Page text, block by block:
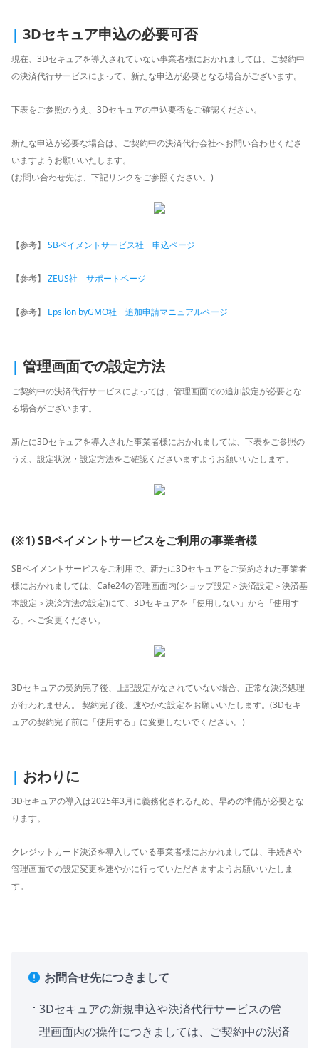
ポ
ー
| 3Dセキュア申込の必要可否
現在、3Dセキュアを導入されていない事業者様におかれましては、ご契約中
の決済代行サービスによって、新たな申込が必要となる場合がございます。
下表をご参照のうえ、3Dセキュアの申込要否をご確認ください。
新たな申込が必要な場合は、ご契約中の決済代行会社へお問い合わせくださ
いますようお願いいたします。
(お問い合わせ先は、下記リンクをご参照ください。)
【参考】 SBペイメントサービス社 申込ページ
【参考】 ZEUS社 サポートページ
【参考】 Epsilon byGMO社 追加申請マニュアルページ
| 管理画面での設定方法
ご契約中の決済代行サービスによっては、管理画面での追加設定が必要とな
る場合がございます。
新たに3Dセキュアを導入された事業者様におかれましては、下表をご参照の
うえ、設定状況・設定方法をご確認くださいますようお願いいたします。
(※1) SBペイメントサービスをご利用の事業者様
SBペイメントサービスをご利用で、新たに3Dセキュアをご契約された事業者
様におかれましては、Cafe24の管理画面内(ショップ設定＞決済設定＞決済基
本設定＞決済方法の設定)にて、3Dセキュアを「使用しない」から「使用す
る」へご変更ください。
3Dセキュアの契約完了後、上記設定がなされていない場合、正常な決済処理
が行われません。 契約完了後、速やかな設定をお願いいたします。(3Dセキ
ュアの契約完了前に「使用する」に変更しないでください。)
| おわりに
3Dセキュアの導入は2025年3月に義務化されるため、早めの準備が必要とな
ります。
クレジットカード決済を導入している事業者様におかれましては、手続きや
管理画面での設定変更を速やかに行っていただきますようお願いいたしま
す。
お問合せ先につきまして
3Dセキュアの新規申込や決済代行サービスの管
理画面内の操作につきましては、ご契約中の決済